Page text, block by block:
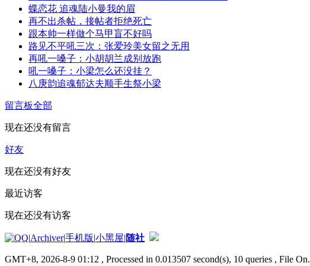
蝶恋花 追魂陆小曼我的眉
再不出杀帖，接帖者拒绝死亡
跟本帅一样做个马甲盲不好吗
路见不平吼三次：张爱玲美女留之无用
再吼一嗓子：小胡胡兰成别放跑
吼一嗓子：小梁怎么还没挂？
八庚韵追魂郁达夫顺手生祭小梁
留言板全部
现在还没有留言
好友
现在还没有好友
最近访客
现在还没有访客
|Archiver|手机版|小黑屋|随社
GMT+8, 2026-8-9 01:12 , Processed in 0.013507 second(s), 10 queries , File On.